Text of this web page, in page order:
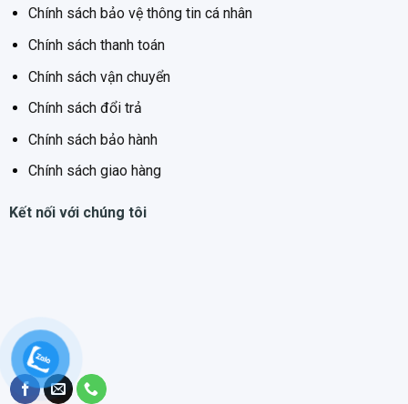
đá
* Bảo hành 05 Năm
Chính sách bảo vệ thông tin cá nhân
Chính sách thanh toán
Chính sách vận chuyển
Chính sách đổi trả
Chính sách bảo hành
Chính sách giao hàng
Kết nối với chúng tôi